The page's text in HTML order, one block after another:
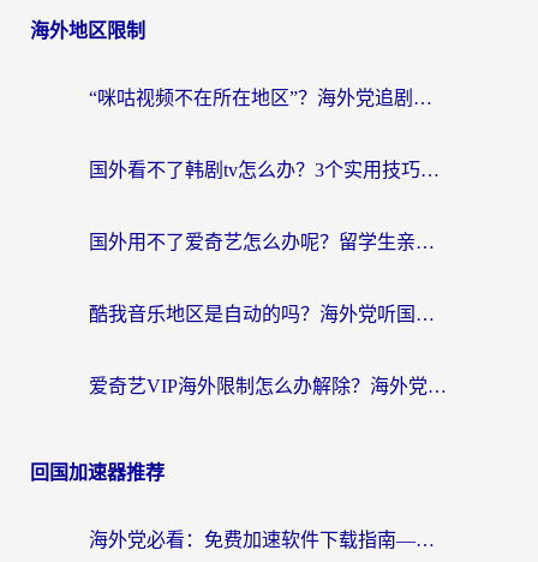
海外地区限制
“咪咕视频不在所在地区”？海外党追剧看片、炒股的救星来了！
国外看不了韩剧tv怎么办？3个实用技巧解决海外追剧难题（附书旗小说&社保查询攻略）
国外用不了爱奇艺怎么办呢？留学生亲测有效的回国加速方案
酷我音乐地区是自动的吗？海外党听国内音乐看视频的真实解决方案
爱奇艺VIP海外限制怎么办解除？海外党追剧看片的终极解决方案
回国加速器推荐
海外党必看：免费加速软件下载指南——无缝访问国内资源的正确打开方式